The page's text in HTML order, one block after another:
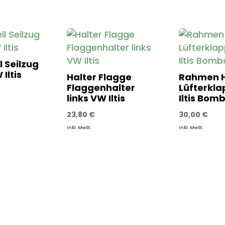
Seilzug
Iltis
Halter Flagge
Flaggenhalter
links VW Iltis
23,80 €
inkl. MwSt.
Rahmen
Iltis
30,00 €
inkl. MwSt.